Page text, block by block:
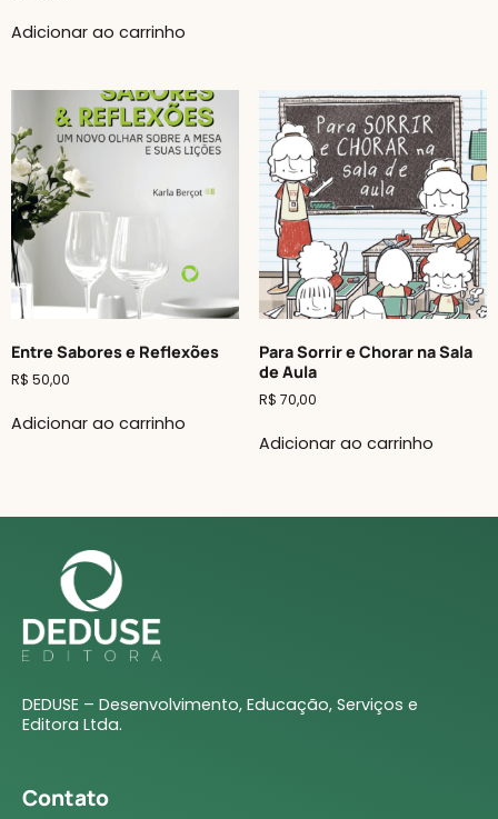
Adicionar ao carrinho
Entre Sabores e Reflexões
R$ 50,00
Adicionar ao carrinho
Para Sorrir e Chorar na Sala
de Aula
R$ 70,00
Adicionar ao carrinho
DEDUSE – Desenvolvimento, Educação, Serviços e
Editora Ltda.
Contato